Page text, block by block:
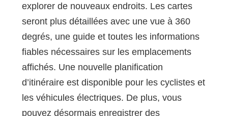
explorer de nouveaux endroits. Les cartes
seront plus détaillées avec une vue à 360
degrés, une guide et toutes les informations
fiables nécessaires sur les emplacements
affichés. Une nouvelle planification
d’itinéraire est disponible pour les cyclistes et
les véhicules électriques. De plus, vous
pouvez désormais enregistrer des